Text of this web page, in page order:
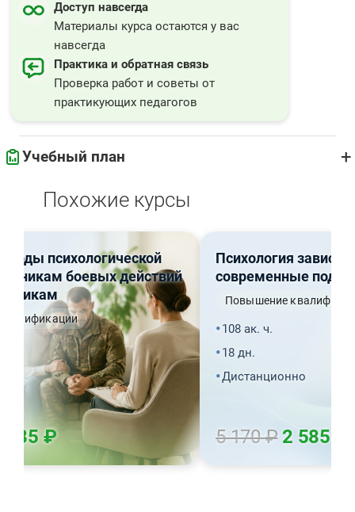
Доступ навсегда
Материалы курса остаются у вас
навсегда
Практика и обратная связь
Проверка работ и советы от
практикующих педагогов
Учебный план +
Теоретические основы ACT-терапии: Путь к принятию себя
Ключевые процессы ACT: осознанность, дефузия,
принятие
18 ч.
Этические и культурные аспекты 17 ч.
Ценности и целенаправленные действия
Принятие себя и гармонизация отношений с
окружающими
Итоговая аттестация
Итого по программе 72 ч.
Похожие курсы
психологической
боевых действий
₽
Психология
современные
Повышение
108 ак. ч.
18 дн.
Дистанционно
5 170 ₽2 585 ₽